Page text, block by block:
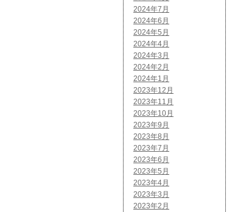
2024年7月
2024年6月
2024年5月
2024年4月
2024年3月
2024年2月
2024年1月
2023年12月
2023年11月
2023年10月
2023年9月
2023年8月
2023年7月
2023年6月
2023年5月
2023年4月
2023年3月
2023年2月